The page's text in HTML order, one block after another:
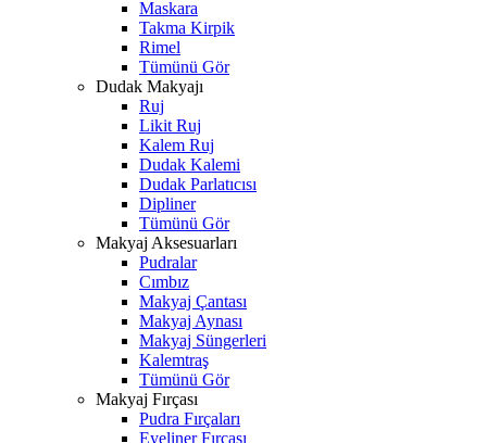
Maskara
Takma Kirpik
Rimel
Tümünü Gör
Dudak Makyajı
Ruj
Likit Ruj
Kalem Ruj
Dudak Kalemi
Dudak Parlatıcısı
Dipliner
Tümünü Gör
Makyaj Aksesuarları
Pudralar
Cımbız
Makyaj Çantası
Makyaj Aynası
Makyaj Süngerleri
Kalemtraş
Tümünü Gör
Makyaj Fırçası
Pudra Fırçaları
Eyeliner Fırçası